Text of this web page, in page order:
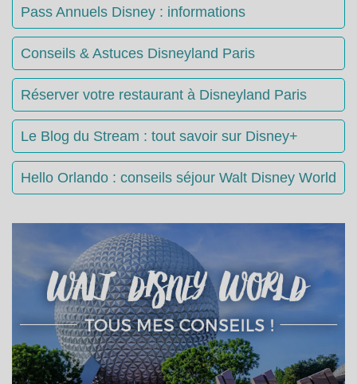
Pass Annuels Disney : informations
Conseils & Astuces Disneyland Paris
Réserver votre restaurant à Disneyland Paris
Le Blog du Stream : tout savoir sur Disney+
Hello Orlando : conseils séjour Walt Disney World